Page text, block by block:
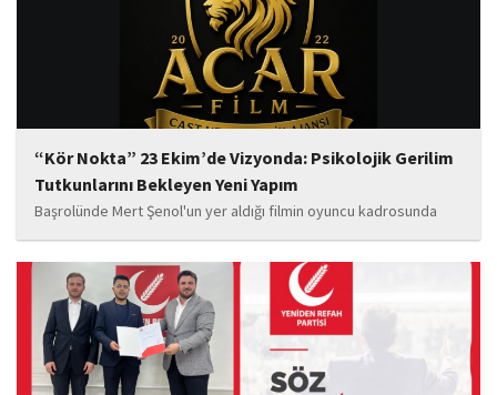
“Kör Nokta” 23 Ekim’de Vizyonda: Psikolojik Gerilim
Tutkunlarını Bekleyen Yeni Yapım
Başrolünde Mert Şenol'un yer aldığı filmin oyuncu kadrosunda
Esma Kıyanç, Ayşe Aktaş, Berna Kıyanç, Gökay Alpaslan Şahin,
Sema Yaldıran, Sıla Altıntaş, İsmail Akkoç, Celal Acar ve çocuk
oyuncu Görkem Akyol...